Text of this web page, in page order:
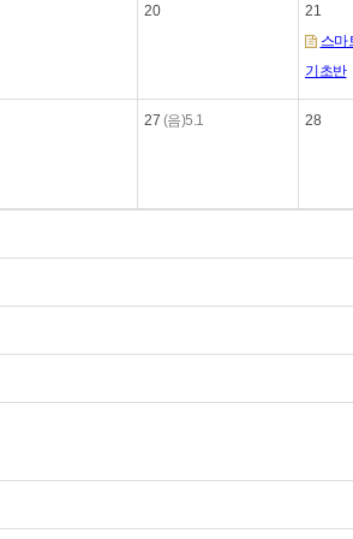
20
21
스마
기초반
27 (음)5.1 28